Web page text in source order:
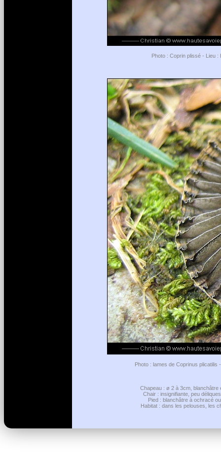
Photo : Coprin plissé - Lieu
Photo : lames de Coprinus
Chapeau : ø 2 à 3cm,
Chair : insignifiante, peu
Pied : blanchâtre à ochracé
Habitat : dans les pelouses, les